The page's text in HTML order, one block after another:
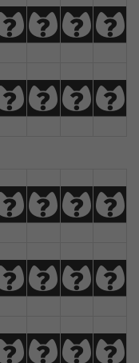
RST
ÁÂÃ
hij
rst
ÅÆÇ